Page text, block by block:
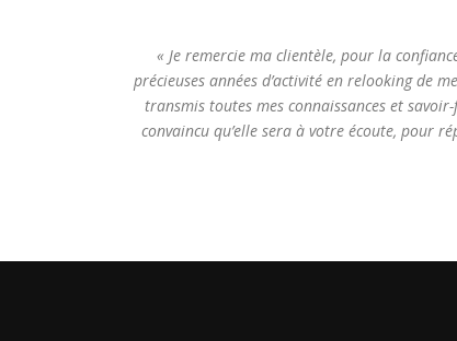
« Je remercie ma clientèle, pour la
précieuses années d’activité en relooking de
transmis toutes mes connaissances et
convaincu qu’elle sera à votre écoute, pour